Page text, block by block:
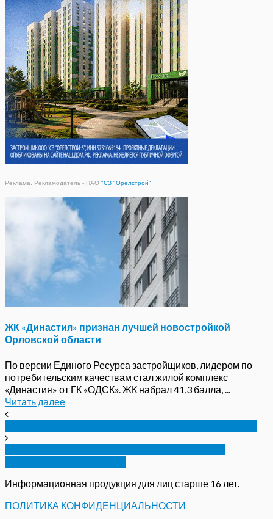
Реклама. Рекламодатель - ПАО "СЗ "Орелстрой"
ЖК «Династия» признан лучшей новостройкой
Орловской области
По версии Единого Ресурса застройщиков, лидером по
потребительским качествам стал жилой комплекс
«Династия» от ГК «ОДСК». ЖК набрал 41,3 балла, ...
Читать далее
Информационная продукция для лиц старше 16 лет.
ПОЛИТИКА КОНФИДЕНЦИАЛЬНОСТИ